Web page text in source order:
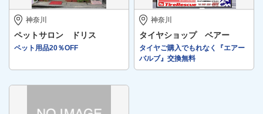
神奈川
ペットサロン ドリス
ペット用品20％OFF
神奈川
タイヤショップ ベアー
タイヤご購入でもれなく『エアー
バルブ』交換無料